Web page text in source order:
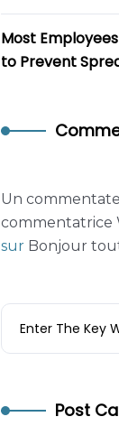
Most
to Prevent
Un
commentatrice
sur Bonjour
Post